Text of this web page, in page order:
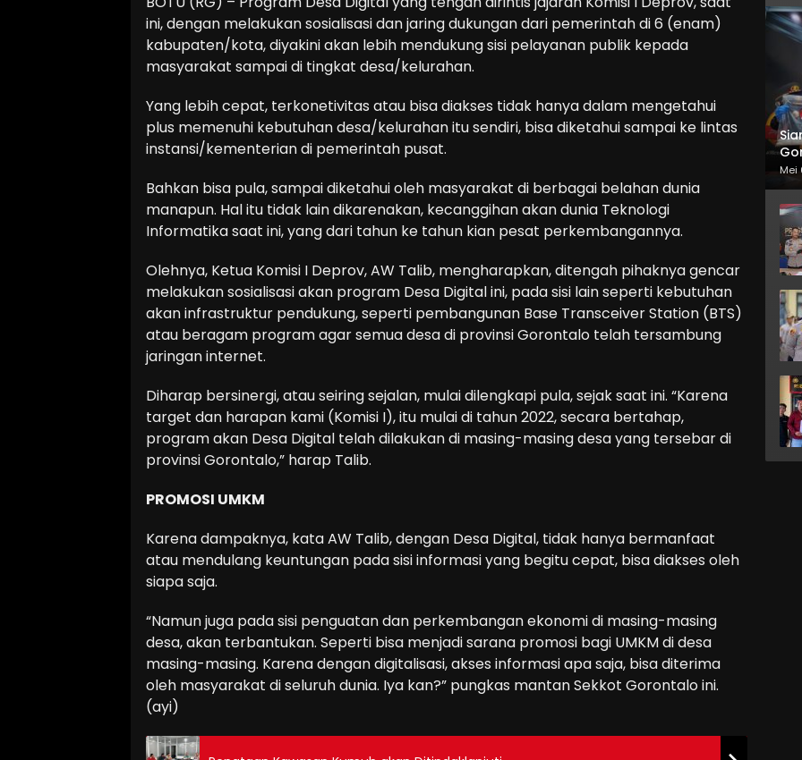
ini, dengan melakukan sosialisasi dan jaring dukungan dari pemerintah di 6 (enam)
kabupaten/kota, diyakini akan lebih mendukung sisi pelayanan publik kepada
masyarakat sampai di tingkat desa/kelurahan.
Yang lebih cepat, terkonetivitas atau bisa diakses tidak hanya dalam mengetahui
plus memenuhi kebutuhan desa/kelurahan itu sendiri, bisa diketahui sampai ke lintas
instansi/kementerian di pemerintah pusat.
Bahkan bisa pula, sampai diketahui oleh masyarakat di berbagai belahan dunia
manapun. Hal itu tidak lain dikarenakan, kecanggihan akan dunia Teknologi
Informatika saat ini, yang dari tahun ke tahun kian pesat perkembangannya.
Olehnya, Ketua Komisi I Deprov, AW Talib, mengharapkan, ditengah pihaknya gencar
melakukan sosialisasi akan program Desa Digital ini, pada sisi lain seperti kebutuhan
akan infrastruktur pendukung, seperti pembangunan Base Transceiver Station (BTS)
atau beragam program agar semua desa di provinsi Gorontalo telah tersambung
jaringan internet.
Diharap bersinergi, atau seiring sejalan, mulai dilengkapi pula, sejak saat ini. “Karena
target dan harapan kami (Komisi I), itu mulai di tahun 2022, secara bertahap,
program akan Desa Digital telah dilakukan di masing-masing desa yang tersebar di
provinsi Gorontalo,” harap Talib.
PROMOSI UMKM
Karena dampaknya, kata AW Talib, dengan Desa Digital, tidak hanya bermanfaat
atau mendulang keuntungan pada sisi informasi yang begitu cepat, bisa diakses oleh
siapa saja.
“Namun juga pada sisi penguatan dan perkembangan ekonomi di masing-masing
desa, akan terbantukan. Seperti bisa menjadi sarana promosi bagi UMKM di desa
masing-masing. Karena dengan digitalisasi, akses informasi apa saja, bisa diterima
oleh masyarakat di seluruh dunia. Iya kan?” pungkas mantan Sekkot Gorontalo ini.
(ayi)
Mei